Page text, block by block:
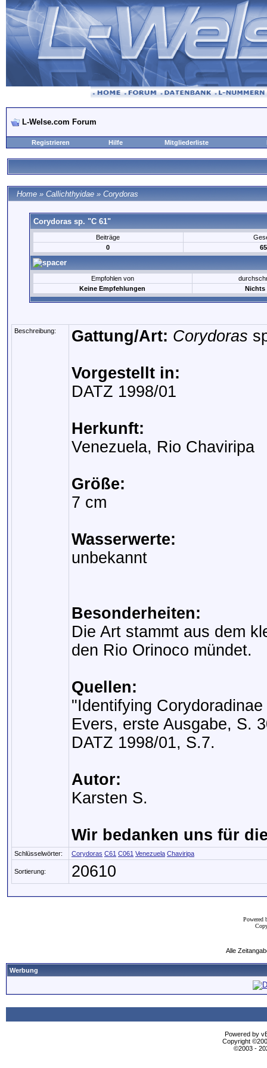
L-Welse.com Forum
Registrieren Hilfe Mitgliederliste
Home » Callichthyidae » Corydoras
Corydoras sp. "C 61"
Beiträge
0
Empfohlen von
Keine Empfehlungen
Nichts
Beschreibung: Gattung/Art: Corydoras
Vorgestellt in:
DATZ 1998/01
Herkunft:
Venezuela, Rio Chaviripa
Größe:
7 cm
Wasserwerte:
unbekannt
Besonderheiten:
Die Art stammt aus dem
den Rio Orinoco mündet.
Quellen:
"Identifying
Evers, erste Ausgabe, S.
DATZ 1998/01, S.7.
Autor:
Karsten S.
Wir bedanken uns für
Schlüsselwörter: Corydoras C61 C061 Venezuela Chaviripa
Sortierung: 20610
Powered
Alle
Werbung
Powered by
Copyright
©2003 -